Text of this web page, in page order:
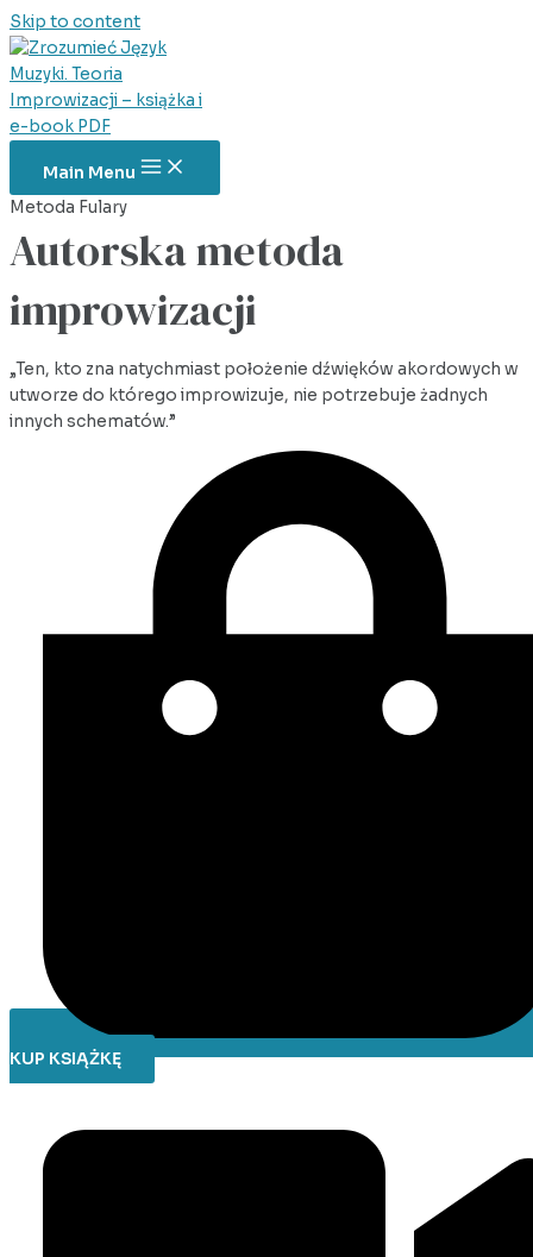
Skip to content
Main Menu
Metoda Fulary
Autorska metoda
improwizacji
„Ten, kto zna natychmiast położenie dźwięków akordowych w
utworze do którego improwizuje, nie potrzebuje żadnych
innych schematów.”
KUP KSIĄŻKĘ